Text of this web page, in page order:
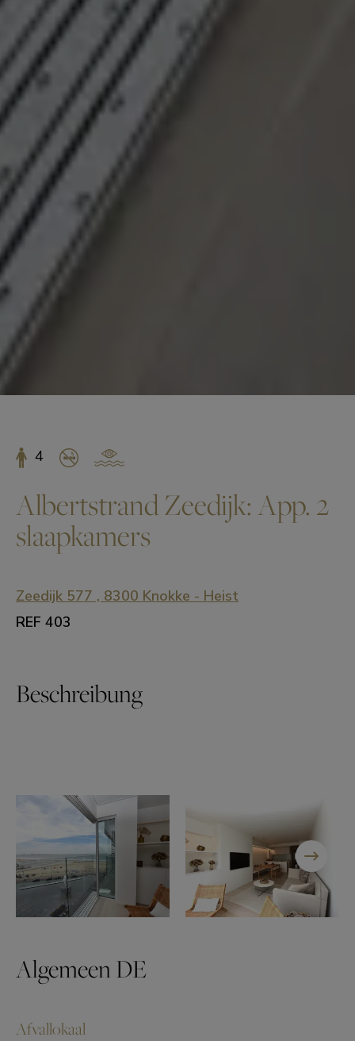
4
Albertstrand Zeedijk: App. 2
slaapkamers
Zeedijk 577 , 8300 Knokke - Heist
REF 403
Beschreibung
Algemeen DE
Afvallokaal